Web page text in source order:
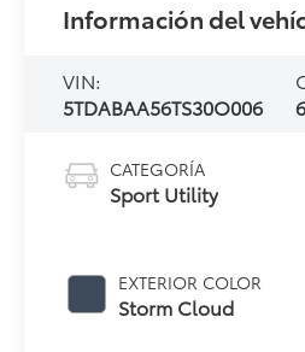
Información del
VIN:
5TDABAA56TS30O006
CATEGORÍA
Sport Utility
EXTERIOR COLOR
Storm Cloud